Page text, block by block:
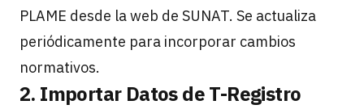
PLAME desde la web de SUNAT. Se actualiza
periódicamente para incorporar cambios
normativos.
2. Importar Datos de T-Registro